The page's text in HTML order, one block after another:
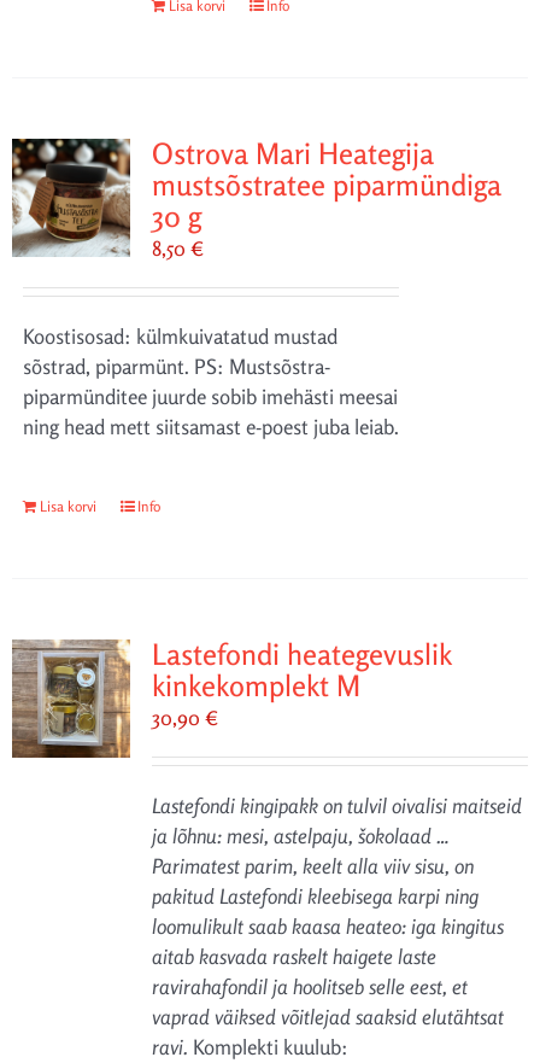
Lisa korvi Info
Ostrova Mari Heategija
mustsõstratee piparmündiga
30 g
8,50 €
Koostisosad: külmkuivatatud mustad
sõstrad, piparmünt. PS: Mustsõstra-
piparmünditee juurde sobib imehästi meesai
ning head mett siitsamast e-poest juba leiab.
Lisa korvi Info
Lastefondi heategevuslik
kinkekomplekt M
30,90 €
Lastefondi kingipakk on tulvil oivalisi maitseid
ja lõhnu: mesi, astelpaju, šokolaad …
Parimatest parim, keelt alla viiv sisu, on
pakitud Lastefondi kleebisega karpi ning
loomulikult saab kaasa heateo: iga kingitus
aitab kasvada raskelt haigete laste
ravirahafondil ja hoolitseb selle eest, et
vaprad väiksed võitlejad saaksid elutähtsat
ravi. Komplekti kuulub: